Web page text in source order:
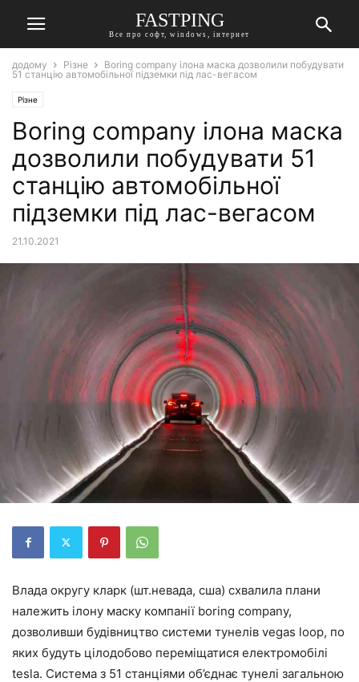
FASTPING
Все про софт, windows, інтернет
додому Різне
Boring company ілона маска дозволили побудувати
51 станцію автомобільної підземки під лас-вегасом
Різне
Boring company ілона маска
дозволили побудувати 51
станцію автомобільної
підземки під лас-вегасом
21.10.2021
Влада округу кларк (шт.невада, сша) схвалила плани
належить ілону маску компанії boring company,
дозволивши будівництво системи тунелів vegas loop, по
яких будуть цілодобово переміщатися електромобілі
tesla. Система з 51 станціями об’єднає тунелі загальною